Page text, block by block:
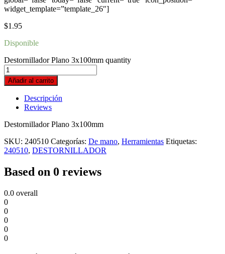
widget_template=”template_26″]
$1.95
Disponible
Destornillador Plano 3x100mm quantity
Añadir al carrito
Descripción
Reviews
Destornillador Plano 3x100mm
SKU: 240510 Categorías: De mano, Herramientas Etiquetas:
240510, DESTORNILLADOR
Based on 0 reviews
0.0 overall
0
0
0
0
0